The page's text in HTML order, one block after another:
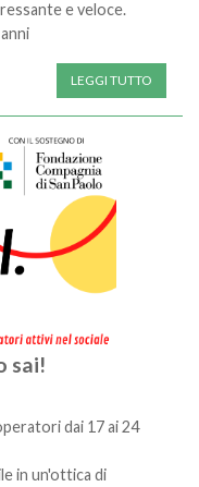
e veloce.
LEGGI TUTTO
sai!
dai 17 ai 24
in un'ottica di